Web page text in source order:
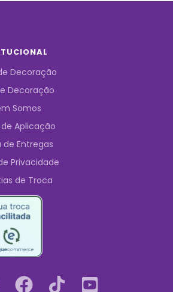
Decoração
Decoração
Somos
Aplicação
de Entregas
Privacidade
de Troca